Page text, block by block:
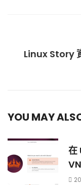
Linux Story
YOU MAY
在